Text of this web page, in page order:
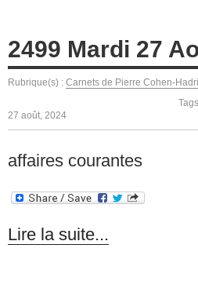
2499 Mardi 27
Rubrique(s) : Carnets de Pierre Cohen-
27 août, 2024
affaires courantes
Lire la suite...